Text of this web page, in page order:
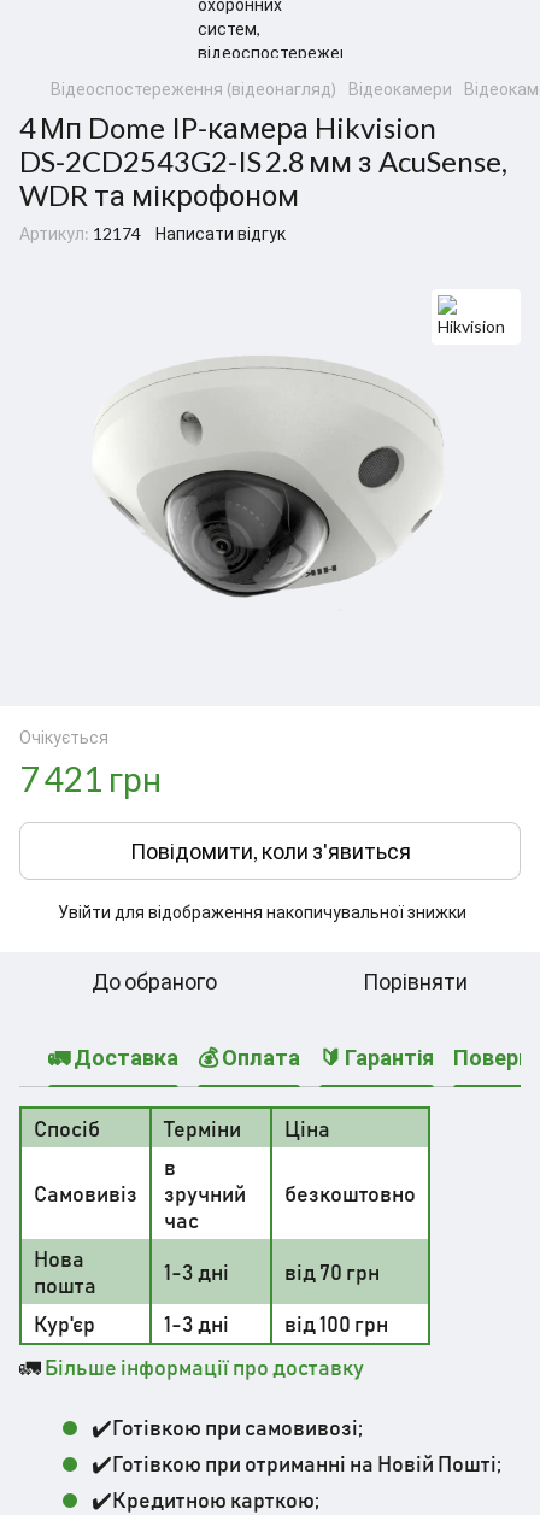
Відеоспостереження (відеонагляд) Відеокамери
4 Мп Dome IP‑камера Hikvision
DS‑2CD2543G2‑IS 2.8 мм з AcuSense,
WDR та мікрофоном
Артикул: 12174 Написати відгук
Очікується
7 421 грн
Повідомити, коли з'явиться
Увійти для відображення накопичувальної знижки
До обраного Порівняти
🚛 Доставка 💰 Оплата 🔰 Гарантія
Спосіб Терміни Ціна
Самовивіз
в
зручний
час
безкоштовно
Нова
пошта
1-3 дні
від 70 грн
Кур'єр
1-3 дні
від 100 грн
🚛Більше інформації про доставку
✔️Готівкою при самовивозі;
✔️Готівкою при отриманні на Новій Пошті;
✔️Кредитною карткою;